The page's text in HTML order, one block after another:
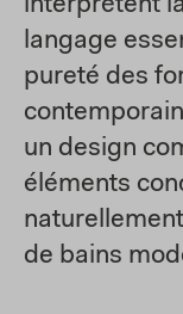
interprètent
langage
pureté des
un design
éléments
de bains